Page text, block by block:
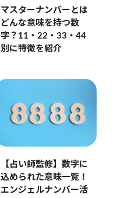
マスターナンバーとは
どんな意味を持つ数
字？11・22・33・44
別に特徴を紹介
【占い師監修】数字に
込められた意味一覧！
エンジェルナンバー活